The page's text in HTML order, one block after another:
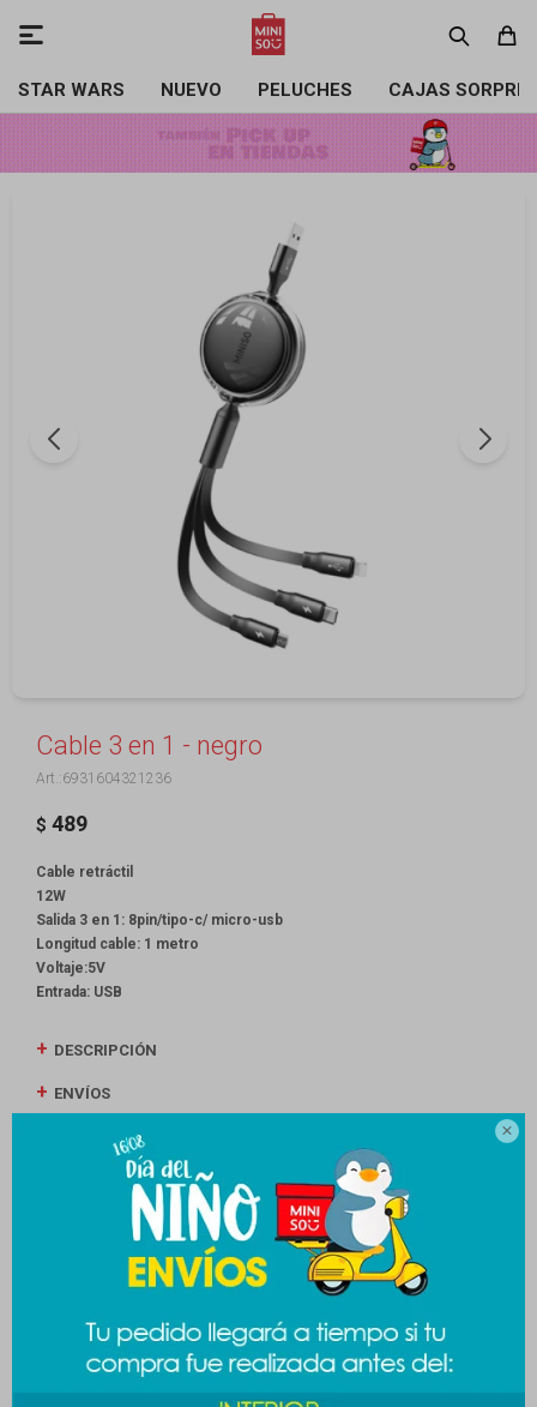

STAR WARS NUEVO PELUCHES CAJAS

Cable 3 en 1 - negro
6931604321236
$ 489
Cable retráctil
12W
Salida 3 en 1: 8pin/tipo-c/ micro-usb
Longitud cable: 1 metro
Voltaje:5V
Entrada: USB
DESCRIPCIÓN
ENVÍOS
CAMBIOS Y DEVOLUCIONES
MEDIOS DE PAGO
Productos que te pueden interesar